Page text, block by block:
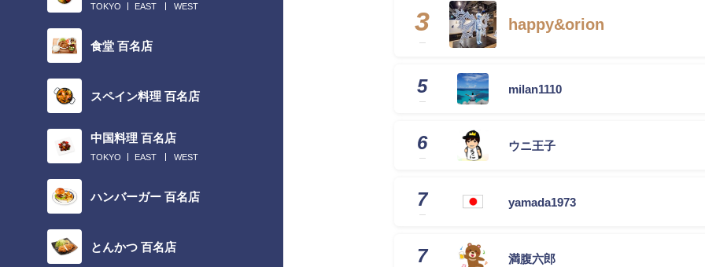
TOKYO EAST WEST
食堂 百名店
スペイン料理 百名店
中国料理 百名店
TOKYO EAST WEST
ハンバーガー 百名店
とんかつ 百名店
3 happy&orion
5 milan1110
6 ウニ王子
7 yamada1973
7 満腹六郎